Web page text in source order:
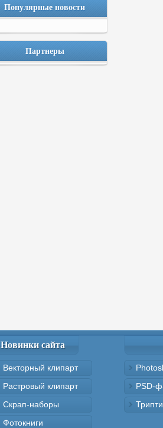
Популярные новости
Партнеры
Новинки сайта
Векторный клипарт
Растровый клипарт
Скрап-наборы
Фотокниги
PSD-